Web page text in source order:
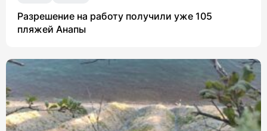
Разрешение на работу получили уже 105
пляжей Анапы